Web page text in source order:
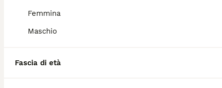
Femmina
Maschio
Fascia di età
È più forte il Presa Canario o
il cane corso?
Qual è la forza del morso del